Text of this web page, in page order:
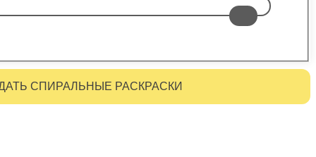
СПИРАЛЬНЫЕ РАСКРАСКИ